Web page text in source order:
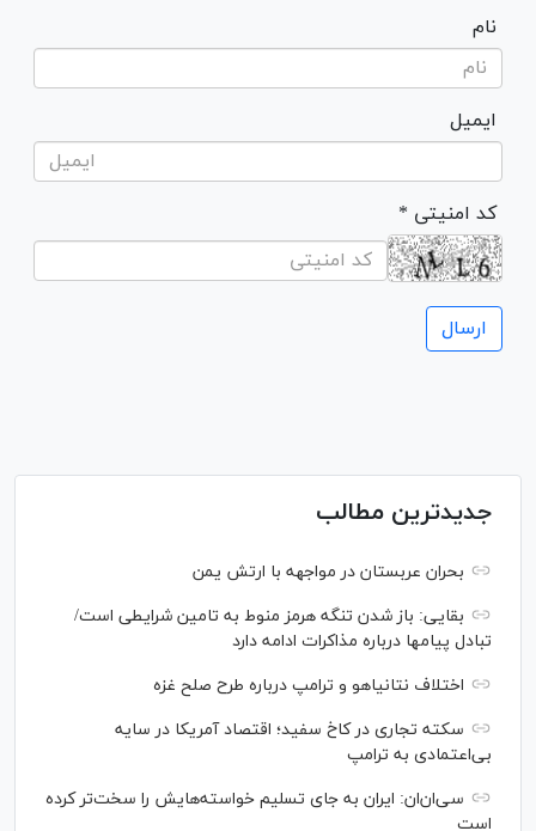
نام
ایمیل
* کد امنیتی
جدیدترین مطالب
بحران عربستان در مواجهه با ارتش یمن
بقایی: باز شدن تنگه هرمز منوط به تامین شرایطی است/
تبادل پیام‎ها درباره مذاکرات ادامه دارد
اختلاف نتانیاهو و ترامپ درباره طرح صلح غزه
سکته تجاری در کاخ سفید؛ اقتصاد آمریکا در سایه
بی‌اعتمادی به ترامپ
سی‌ان‌ان: ایران به جای تسلیم خواسته‌هایش را سخت‎‌تر کرده
است